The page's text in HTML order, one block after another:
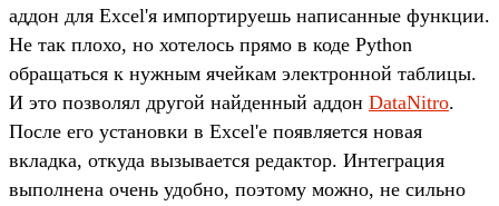
аддон для Excel'я импортируешь написанные функции.
Не так плохо, но хотелось прямо в коде Python
обращаться к нужным ячейкам электронной таблицы.
И это позволял другой найденный аддон DataNitro.
После его установки в Excel'е появляется новая
вкладка, откуда вызывается редактор. Интеграция
выполнена очень удобно, поэтому можно, не сильно